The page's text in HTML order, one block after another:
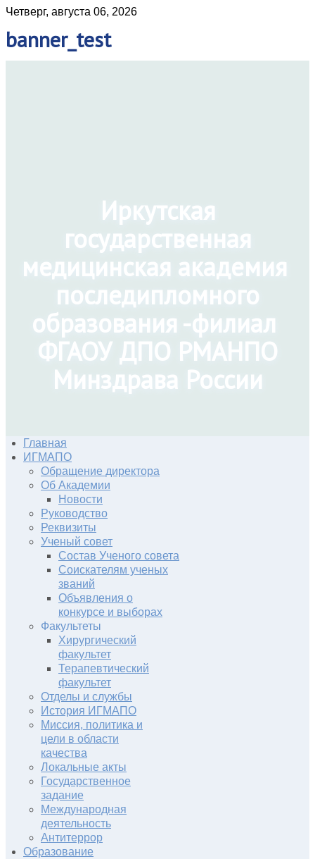
Четверг, августа 06, 2026
banner_test
Иркутская
государственная
медицинская академия
последипломного
образования -филиал
ФГАОУ ДПО РМАНПО
Минздрава России
Главная
ИГМАПО
Обращение директора
Об Академии
Новости
Руководство
Реквизиты
Ученый совет
Состав Ученого совета
Соискателям ученых
званий
Объявления о
конкурсе и выборах
Факультеты
Хирургический
факультет
Терапевтический
факультет
Отделы и службы
История ИГМАПО
Миссия, политика и
цели в области
качества
Локальные акты
Государственное
задание
Международная
деятельность
Антитеррор
Образование